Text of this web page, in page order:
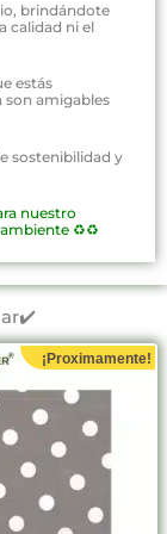
brindándote
calidad ni el
estás
amigables
sostenibilidad y
nuestro
ambiente ♻️♻️
¡Proximamente!